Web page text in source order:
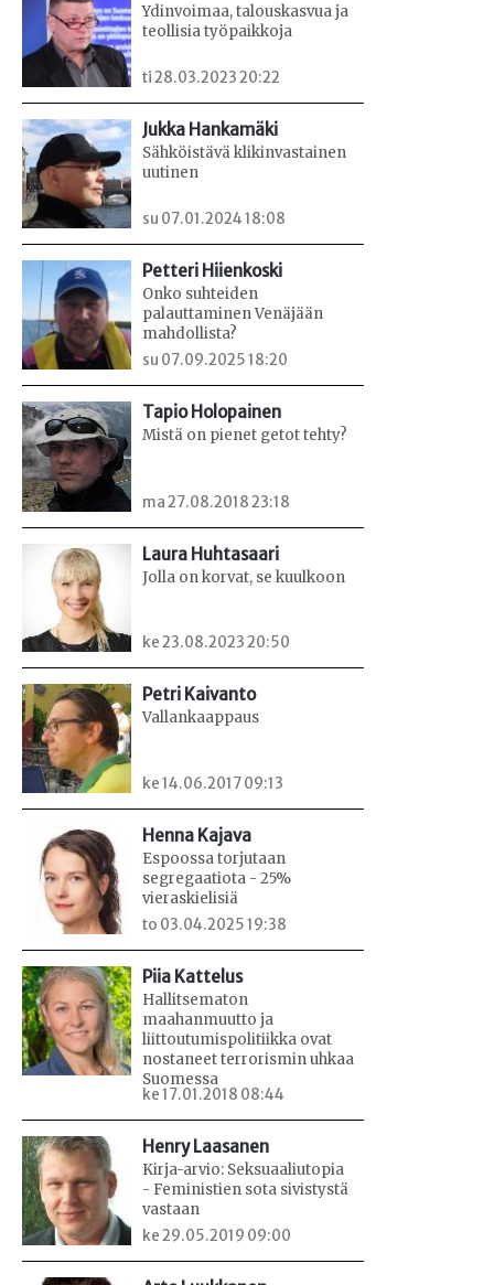
Ydinvoimaa, talouskasvua ja
teollisia työpaikkoja
ti 28.03.2023 20:22
Jukka Hankamäki
Sähköistävä klikinvastainen
uutinen
su 07.01.2024 18:08
Petteri Hiienkoski
Onko suhteiden
palauttaminen Venäjään
mahdollista?
su 07.09.2025 18:20
Tapio Holopainen
Mistä on pienet getot tehty?
ma 27.08.2018 23:18
Laura Huhtasaari
Jolla on korvat, se kuulkoon
ke 23.08.2023 20:50
Petri Kaivanto
Vallankaappaus
ke 14.06.2017 09:13
Henna Kajava
Espoossa torjutaan
segregaatiota - 25%
vieraskielisiä
to 03.04.2025 19:38
Piia Kattelus
Hallitsematon
maahanmuutto ja
liittoutumispolitiikka ovat
nostaneet terrorismin uhkaa
Suomessa
ke 17.01.2018 08:44
Henry Laasanen
Kirja-arvio: Seksuaaliutopia
- Feministien sota sivistystä
vastaan
ke 29.05.2019 09:00